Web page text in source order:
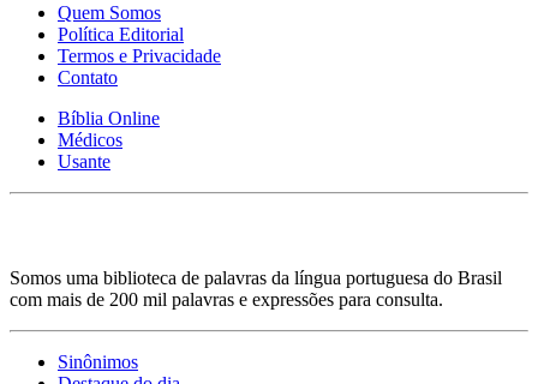
Quem Somos
Política Editorial
Termos e Privacidade
Contato
Bíblia Online
Médicos
Usante
Somos uma biblioteca de palavras da língua portuguesa do Brasil
com mais de 200 mil palavras e expressões para consulta.
Sinônimos